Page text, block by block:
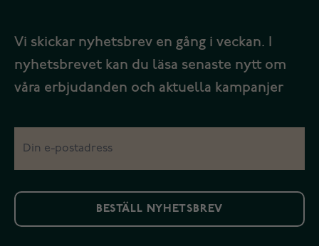
Vi skickar nyhetsbrev en gång i veckan. I
nyhetsbrevet kan du läsa senaste nytt om
våra erbjudanden och aktuella kampanjer
BESTÄLL NYHETSBREV